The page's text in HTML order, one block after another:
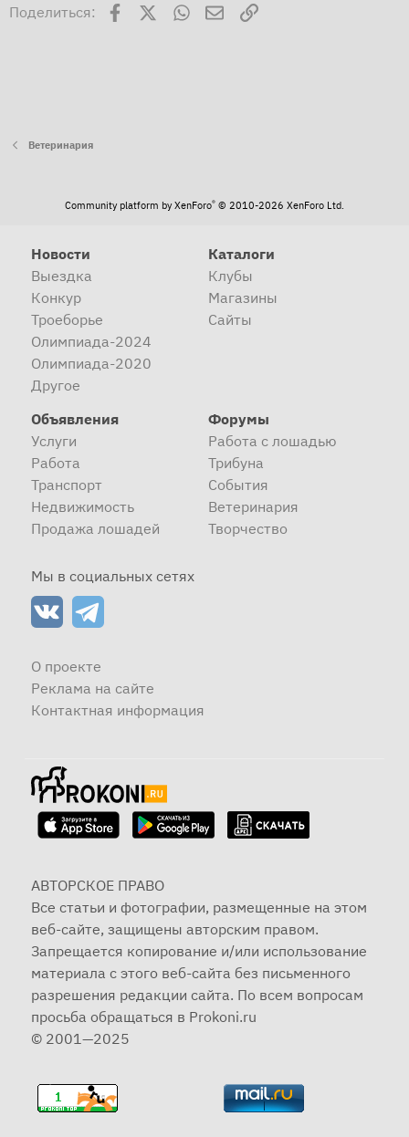
Поделиться: Facebook WhatsAppЭлектронная почта
Ссылка
Ветеринария
Community platform by XenForo® © 2010-2026 XenForo Ltd.
Новости
Выездка
Конкур
Троеборье
Олимпиада-2024
Олимпиада-2020
Другое
Каталоги
Клубы
Магазины
Сайты
Объявления
Услуги
Работа
Транспорт
Недвижимость
Продажа лошадей
Форумы
Работа с лошадью
Трибуна
События
Ветеринария
Творчество
Мы в социальных сетях
О проекте
Реклама на сайте
Контактная информация
АВТОРСКОЕ ПРАВО
Все статьи и фотографии, размещенные на этом
веб-сайте, защищены авторским правом.
Запрещается копирование и/или использование
материала с этого веб-сайта без письменного
разрешения редакции сайта. По всем вопросам
просьба обращаться в Prokoni.ru
© 2001—2025